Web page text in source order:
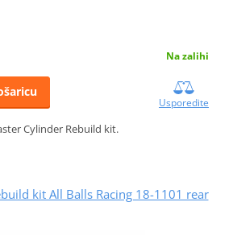
Na zalihi
Usporedite
Cylinder Rebuild kit.
kit All Balls Racing 18-1101 rear